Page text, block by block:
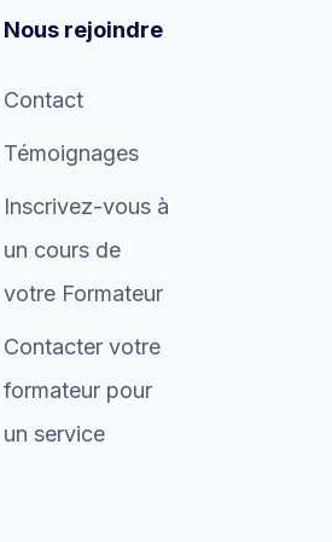
Nous rejoindre
Contact
Témoignages
Inscrivez-vous à
un cours de
votre Formateur
Contacter votre
formateur pour
un service